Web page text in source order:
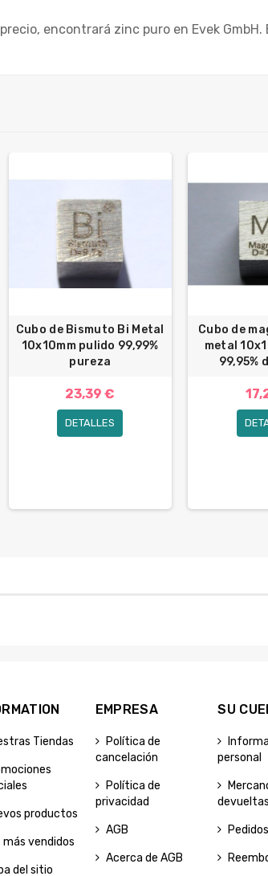
encontrará zinc puro en Evek
Cubo de Bismuto Bi Metal
10x10mm pulido 99,99%
pureza
23,39 €
DETALLES
Cubo de
metal
99,95%
Tiendas
productos
más vendidos
del sitio
EMPRESA
Política de
cancelación
Política de
privacidad
AGB
Acerca de AGB
SU
personal
devueltas
Pedidos